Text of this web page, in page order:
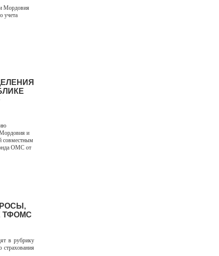
Мордовия
учета
Мордовия и
совместным
ОМС от
ТФОМС
в рубрику
страхования